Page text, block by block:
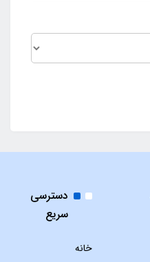
دسترسی
سریع
خانه